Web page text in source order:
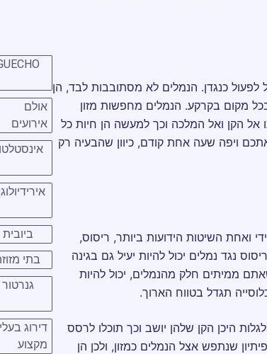
לפעול כנגדן. הנמלים לא מסתובבות לבד, הן
מקום בקרקע. הנמלים מחפשות מזון
אל הקן ואל המלכה וכך למעשה הן חיות כל
ויפה שעה אחת קודם, כיוון שהבעיה רק
ואחת השיטות הידועות ביותר, ריסוס,
נגד נמלים יכול להיות יעיל גם בגינה
ממיתים חלק מהנמלים, יכול להיות
תגדל בטווח הארוך.
היכן הקן שלהן יושב וכך תוכלו לרסס
שנתפש אצל הנמלים כמזון, ולכן הן
אולם
אירועים
ביובית
בתי
גנרטור
דירוג בעלי
מקצוע